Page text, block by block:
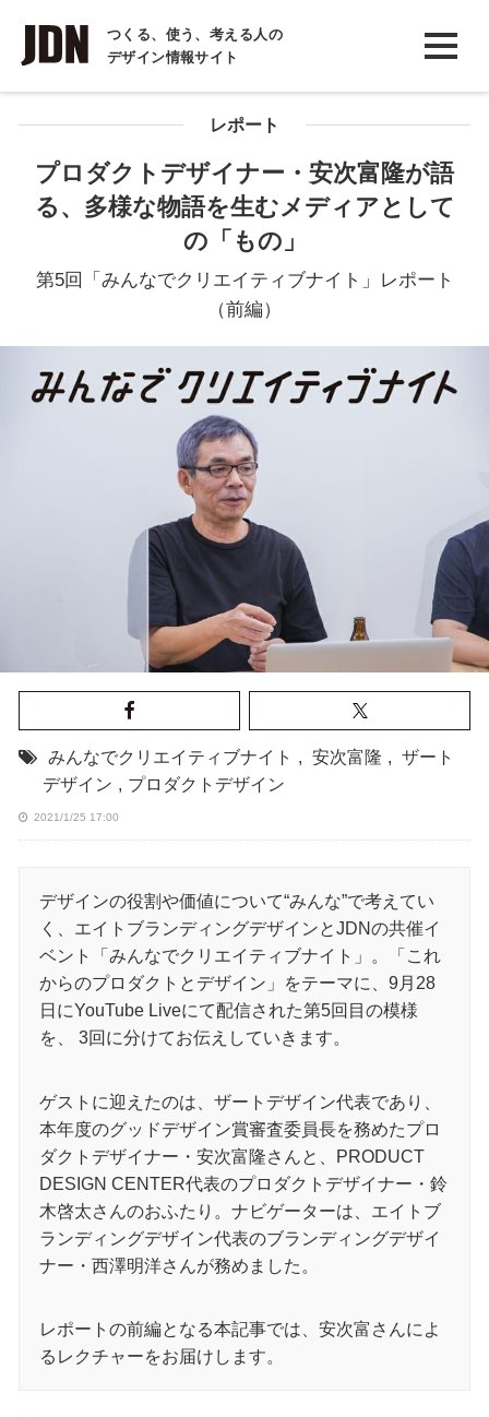
つくる、使う、考える人の
デザイン情報サイト
INTERVIEW
インタビュー
REPORT
COLUMN
レポート
プロダクトデザイナー・安次富隆が語
る、多様な物語を生むメディアとして
の「もの」
第5回「みんなでクリエイティブナイト」レポート
（前編）
みんなでクリエイティブナイト , 安次富隆 , ザート
デザイン , プロダクトデザイン
2021/1/25 17:00
デザインの役割や価値について“みんな”で考えてい
く、エイトブランディングデザインとJDNの共催イ
ベント「みんなでクリエイティブナイト」。「これ
からのプロダクトとデザイン」をテーマに、9月28
日にYouTube Liveにて配信された第5回目の模様
を、 3回に分けてお伝えしていきます。
ゲストに迎えたのは、ザートデザイン代表であり、
本年度のグッドデザイン賞審査委員長を務めたプロ
ダクトデザイナー・安次富隆さんと、PRODUCT
DESIGN CENTER代表のプロダクトデザイナー・鈴
木啓太さんのおふたり。ナビゲーターは、エイトブ
ランディングデザイン代表のブランディングデザイ
ナー・西澤明洋さんが務めました。
レポートの前編となる本記事では、安次富さんによ
るレクチャーをお届けします。